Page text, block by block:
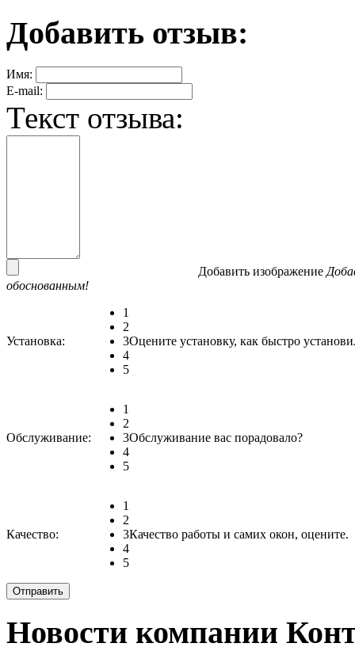
Добавить отзыв:
Имя:
E-mail:
Текст отзыва:
Добавить изображение
обоснованным!
Установка:
1
2
3
4
5
Оцените установку, как быстро
Обслуживание:
1
2
3
4
5
Обслуживание вас порадовало?
Качество:
1
2
3
4
5
Качество работы и самих окон, оцените.
Новости компании